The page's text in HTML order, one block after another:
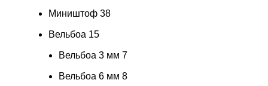
Миништоф 38
Вельбоа 15
Вельбоа 3 мм 7
Вельбоа 6 мм 8